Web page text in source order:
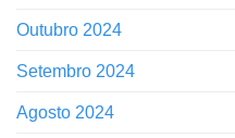
Outubro 2024
Setembro 2024
Agosto 2024